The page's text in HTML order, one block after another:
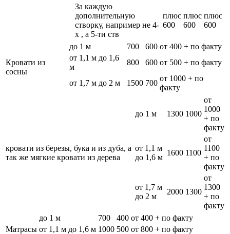
За каждую
дополнительную
створку, например не 4-
х , а 5-ти ств
плюс
600
плюс
600
плюс
600
Кровати из
сосны
до 1 м 700 600 от 400 + по факту
от 1,1 м до 1,6
м
800 600 от 500 + по факту
от 1,7 м до 2 м 1500 700
от 1000 + по
факту
кровати из березы, бука и из дуба, а
так же мягкие кровати из дерева
до 1 м 1300 1000
от
1000
+ по
факту
от 1,1 м
до 1,6 м
1600 1100
от
1100
+ по
факту
от 1,7 м
до 2 м
2000 1300
от
1300
+ по
факту
Матрасы
до 1 м 700 400 от 400 + по факту
от 1,1 м до 1,6 м 1000 500 от 800 + по факту